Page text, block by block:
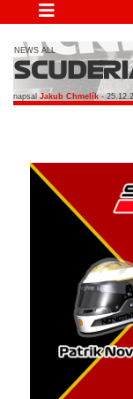
NEWS ALL
napsal Jakub Chmelík-